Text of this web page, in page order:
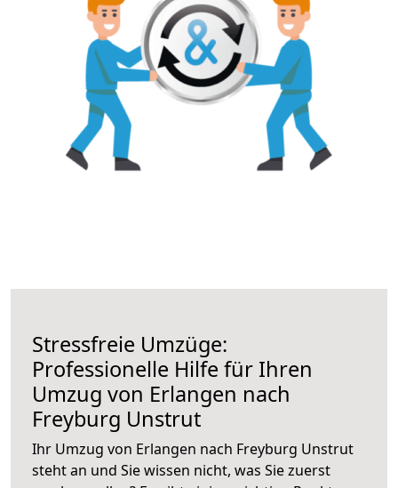
Stressfreie Umzüge:
Professionelle Hilfe für Ihren
Umzug von Erlangen nach
Freyburg Unstrut
Ihr Umzug von Erlangen nach Freyburg Unstrut
steht an und Sie wissen nicht, was Sie zuerst